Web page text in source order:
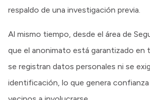
respaldo de una investigación previa.
Al mismo tiempo, desde el área de
que el anonimato está garantizado
se registran datos personales ni se
identificación, lo que genera confianza